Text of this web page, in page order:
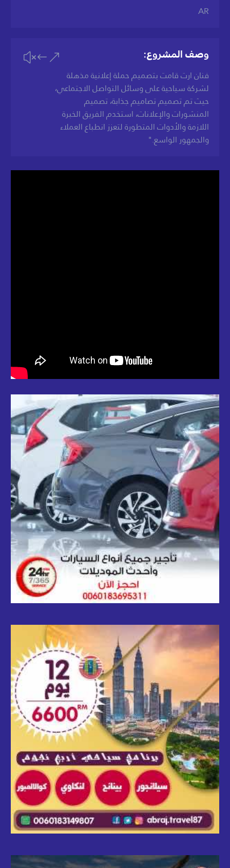
AR
&#x وصف المشروع:
فنان ارت قامت بتصميم حملة إعلانية مذهلة
لشركة سياحية على وسائل التواصل الاجتماعي،
حيث تم تصميم تصاميم جذابة، تصميم
المنشورات والإعلانات، استخدم الفريق الخبرة
اللازمة والأدوات المتطورة لتعزز انطباع العملاء
والجمهور الواسع."